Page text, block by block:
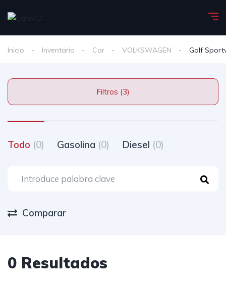
Inicio Inventario Car VOLKSWAGEN Golf
Filtros (3)
Todo (0) Gasolina (0) Diesel (0)
Comparar
0 Resultados